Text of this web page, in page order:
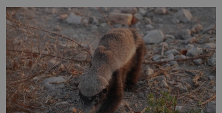
se na koloběžce a den zakončit poznáváním památek ve
Velkých Losinách nebo v termálním